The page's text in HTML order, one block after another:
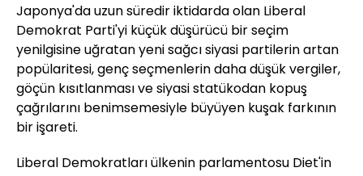
Japonya'da uzun süredir iktidarda olan Liberal
Demokrat Parti'yi küçük düşürücü bir seçim
yenilgisine uğratan yeni sağcı siyasi partilerin artan
popülaritesi, genç seçmenlerin daha düşük vergiler,
göçün kısıtlanması ve siyasi statükodan kopuş
çağrılarını benimsemesiyle büyüyen kuşak farkının
bir işareti.
Liberal Demokratları ülkenin parlamentosu Diet'in